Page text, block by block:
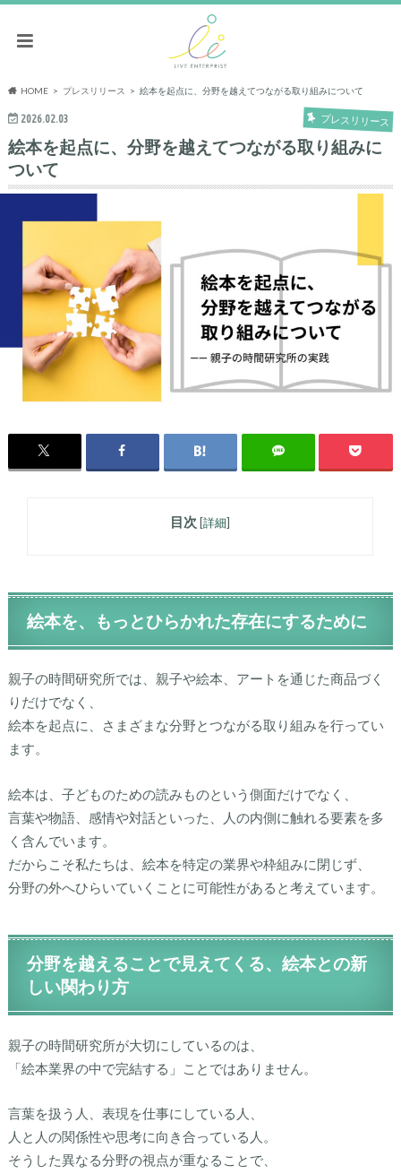
HOME プレスリリース 絵本を起点に、分野を越えてつながる取り組みについて
2026.02.03 プレスリリース
絵本を起点に、分野を越えてつながる取り組みに
ついて
目次 [詳細]
絵本を、もっとひらかれた存在にするために
親子の時間研究所では、親子や絵本、アートを通じた商品づく
りだけでなく、
絵本を起点に、さまざまな分野とつながる取り組みを行ってい
ます。
絵本は、子どものための読みものという側面だけでなく、
言葉や物語、感情や対話といった、人の内側に触れる要素を多
く含んでいます。
だからこそ私たちは、絵本を特定の業界や枠組みに閉じず、
分野の外へひらいていくこと に可能性があると考えています。
分野を越えることで見えてくる、絵本との新
しい関わり方
親子の時間研究所が大切にしているのは、
「絵本業界の中で完結する」ことではありません。
言葉を扱う人、表現を仕事にしている人、
人と人の関係性や思考に向き合っている人。
そうした異なる分野の視点が重なることで、